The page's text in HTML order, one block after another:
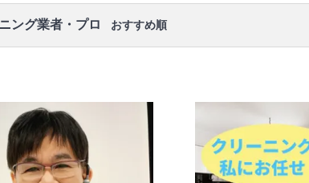
井 / 壁面 / 床 / 廊下 / 階段 / 玄関
口コミもご参照ください。
ング業者・プロ おすすめ順